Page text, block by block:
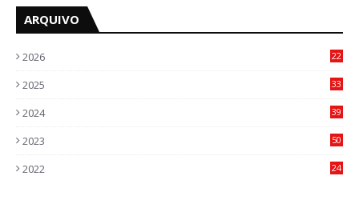
ARQUIVO
2026
22
2025
33
2024
39
2023
50
2022
24